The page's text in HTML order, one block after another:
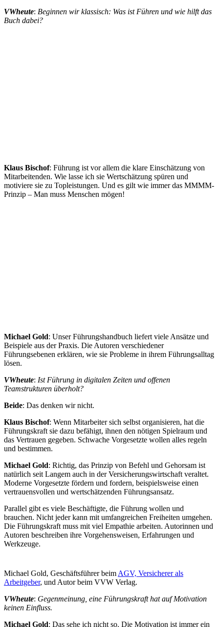
VWheute: Beginnen wir klassisch: Was ist Führen und wie hilft das
Buch dabei?
Klaus Bischof: Führung ist vor allem die klare Einschätzung von
Mitarbeitenden. Wie lasse ich sie Wertschätzung spüren und
motiviere sie zu Topleistungen. Und es gilt wie immer das MMMM-
Prinzip – Man muss Menschen mögen!
Michael Gold: Unser Führungshandbuch liefert viele Ansätze und
Beispiele aus der Praxis. Die Autoren verschiedener
Führungsebenen erklären, wie sie Probleme in ihrem Führungsalltag
lösen.
VWheute: Ist Führung in digitalen Zeiten und offenen
Teamstrukturen überholt?
Beide: Das denken wir nicht.
Klaus Bischof: Wenn Mitarbeiter sich selbst organisieren, hat die
Führungskraft sie dazu befähigt, ihnen den nötigen Spielraum und
das Vertrauen gegeben. Schwache Vorgesetzte wollen alles regeln
und bestimmen.
Michael Gold: Richtig, das Prinzip von Befehl und Gehorsam ist
natürlich seit Langem auch in der Versicherungswirtschaft veraltet.
Moderne Vorgesetzte fördern und fordern, beispielsweise einen
vertrauensvollen und wertschätzenden Führungsansatz.
Parallel gibt es viele Beschäftigte, die Führung wollen und
brauchen. Nicht jeder kann mit umfangreichen Freiheiten umgehen.
Die Führungskraft muss mit viel Empathie arbeiten. Autorinnen und
Autoren beschreiben ihre Vorgehensweisen, Erfahrungen und
Werkzeuge.
Michael Gold, Geschäftsführer beimAGV, Versicherer als
Arbeitgeber, und Autor beim VVW Verlag.
VWheute: Gegenmeinung, eine Führungskraft hat auf Motivation
keinen Einfluss.
Michael Gold: Das sehe ich nicht so. Die Motivation ist immer ein